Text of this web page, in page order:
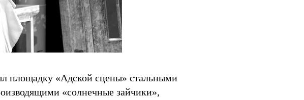
площадку «Адской сцены» стальными
«солнечные зайчики»,